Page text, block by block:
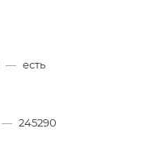
— есть
— 245290